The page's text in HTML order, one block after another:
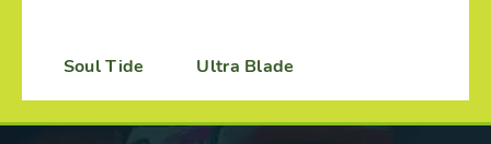
Soul Tide Ultra Blade